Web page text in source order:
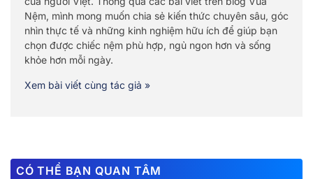
Nệm, mình mong muốn chia sẻ kiến thức chuyên sâu, góc
nhìn thực tế và những kinh nghiệm hữu ích để giúp bạn
chọn được chiếc nệm phù hợp, ngủ ngon hơn và sống
khỏe hơn mỗi ngày.
Xem bài viết cùng tác giả »
CÓ THỂ BẠN QUAN TÂM